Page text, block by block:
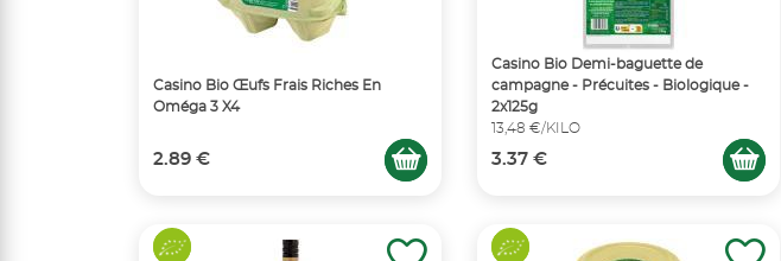
Casino Bio Œufs Frais Riches En
Oméga 3 X4
2.89 €
Casino Bio Demi-baguette de
campagne - Précuites - Biologique -
2x125g
13,48 €/KILO
3.37 €